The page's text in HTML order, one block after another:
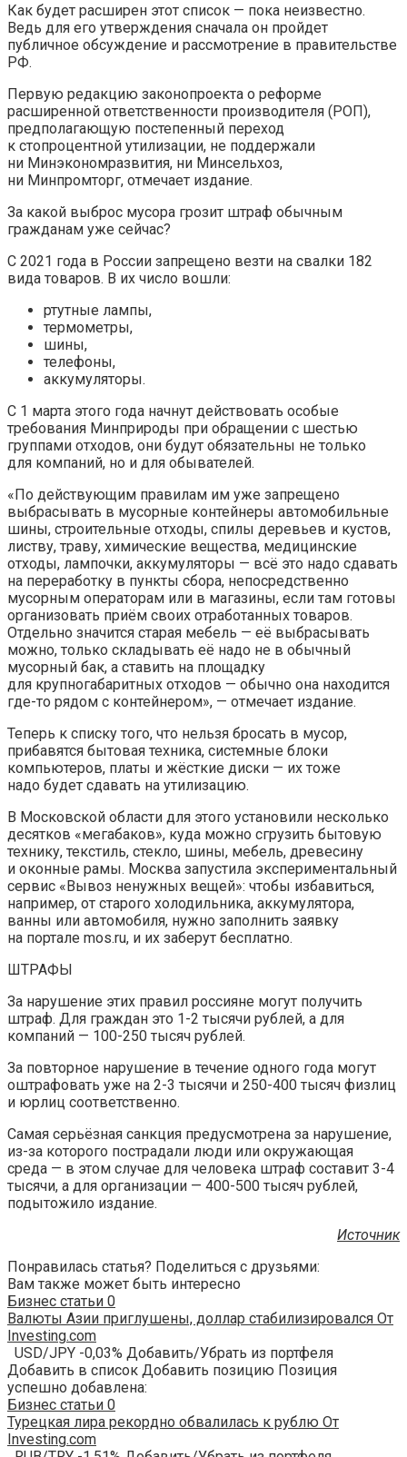
Как будет расширен этот список — пока неизвестно.
Ведь для его утверждения сначала он пройдет
публичное обсуждение и рассмотрение в правительстве
РФ.
Первую редакцию законопроекта о реформе
расширенной ответственности производителя (РОП),
предполагающую постепенный переход
к стопроцентной утилизации, не поддержали
ни Минэкономразвития, ни Минсельхоз,
ни Минпромторг, отмечает издание.
За какой выброс мусора грозит штраф обычным
гражданам уже сейчас?
С 2021 года в России запрещено везти на свалки 182
вида товаров. В их число вошли:
ртутные лампы,
термометры,
шины,
телефоны,
аккумуляторы.
С 1 марта этого года начнут действовать особые
требования Минприроды при обращении с шестью
группами отходов, они будут обязательны не только
для компаний, но и для обывателей.
«По действующим правилам им уже запрещено
выбрасывать в мусорные контейнеры автомобильные
шины, строительные отходы, спилы деревьев и кустов,
листву, траву, химические вещества, медицинские
отходы, лампочки, аккумуляторы — всё это надо сдавать
на переработку в пункты сбора, непосредственно
мусорным операторам или в магазины, если там готовы
организовать приём своих отработанных товаров.
Отдельно значится старая мебель — её выбрасывать
можно, только складывать её надо не в обычный
мусорный бак, а ставить на площадку
для крупногабаритных отходов — обычно она находится
где-то рядом с контейнером», — отмечает издание.
Теперь к списку того, что нельзя бросать в мусор,
прибавятся бытовая техника, системные блоки
компьютеров, платы и жёсткие диски — их тоже
надо будет сдавать на утилизацию.
В Московской области для этого установили несколько
десятков «мегабаков», куда можно сгрузить бытовую
технику, текстиль, стекло, шины, мебель, древесину
и оконные рамы. Москва запустила экспериментальный
сервис «Вывоз ненужных вещей»: чтобы избавиться,
например, от старого холодильника, аккумулятора,
ванны или автомобиля, нужно заполнить заявку
на портале mos.ru, и их заберут бесплатно.
ШТРАФЫ
За нарушение этих правил россияне могут получить
штраф. Для граждан это 1-2 тысячи рублей, а для
компаний — 100-250 тысяч рублей.
За повторное нарушение в течение одного года могут
оштрафовать уже на 2-3 тысячи и 250-400 тысяч физлиц
и юрлиц соответственно.
Самая серьёзная санкция предусмотрена за нарушение,
из-за которого пострадали люди или окружающая
среда — в этом случае для человека штраф составит 3-4
тысячи, а для организации — 400-500 тысяч рублей,
подытожило издание.
Источник
Понравилась статья? Поделиться с друзьями:
Вам также может быть интересно
Бизнес статьи 0
Валюты Азии приглушены, доллар стабилизировался От
Investing.com
USD/JPY -0,03% Добавить/Убрать из портфеля
Добавить в список Добавить позицию Позиция
успешно добавлена:
Бизнес статьи 0
Турецкая лира рекордно обвалилась к рублю От
Investing.com